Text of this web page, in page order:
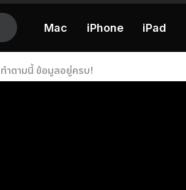
Mac iPhone iPad
ทำตามนี้ ข้อมูลอยู่ครบ!